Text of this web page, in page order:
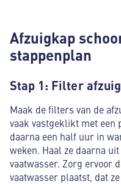
Afzuigkap
stappenplan
Stap 1: Filter
Maak de filters van de
vaak vastgeklikt met een
daarna een half uur in
weken. Haal ze daarna
vaatwasser. Zorg ervoor
vaatwasser plaatst, dat